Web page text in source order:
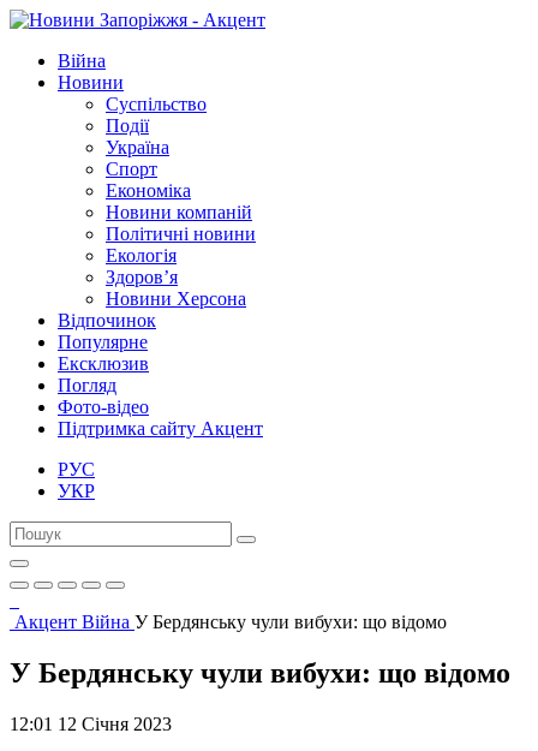
Війна
Новини
Суспільство
Події
Україна
Спорт
Економіка
Новини компаній
Політичні новини
Екологія
Здоров’я
Новини Херсона
Відпочинок
Популярне
Ексклюзив
Погляд
Фото-відео
Підтримка сайту Акцент
РУС
УКР
Акцент Війна У Бердянську чули вибухи: що відомо
У Бердянську чули вибухи: що відомо
12:01 12 Січня 2023